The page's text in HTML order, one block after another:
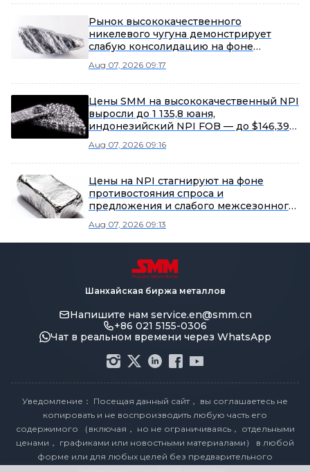
Рынок высококачественного
никелевого чугуна демонстрирует
слабую консолидацию на фоне
осторожного спроса
Aug 07, 2026 09:17
Цены SMM на высококачественный NPI
выросли до 1 135,8 юаня,
индонезийский NPI FOB — до $146,39
Aug 07, 2026 09:16
Цены на NPI стагнируют на фоне
противостояния спроса и
предложения и слабого межсезонного
Aug 07, 2026 09:13
Шанхайская биржа металлов
Напишите нам service.en@smm.cn
+86 021 5155-0306
Чат в реальном времени через WhatsApp
Уведомление： Посещая данный сайт， вы соглашаетесь не
копировать и не воспроизводить любую часть его
содержимого （включая， но не ограничиваясь， отдельными
ценами， графиками или новостными материалами） в любой
форме или для любых целей без предварительного